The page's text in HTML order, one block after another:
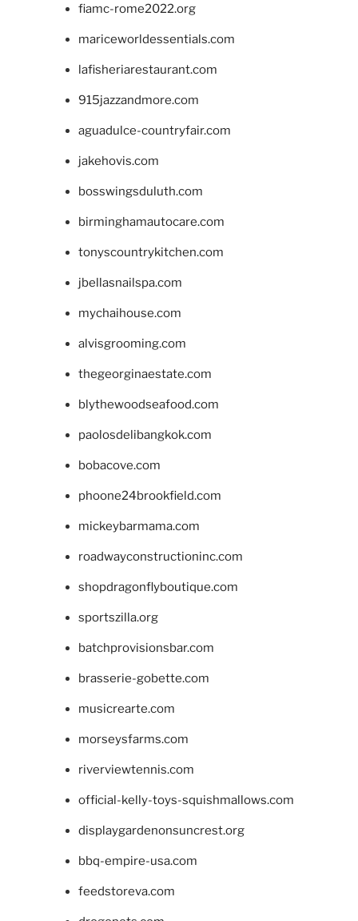
fiamc-rome2022.org
mariceworldessentials.com
lafisheriarestaurant.com
915jazzandmore.com
aguadulce-countryfair.com
jakehovis.com
bosswingsduluth.com
birminghamautocare.com
tonyscountrykitchen.com
jbellasnailspa.com
mychaihouse.com
alvisgrooming.com
thegeorginaestate.com
blythewoodseafood.com
paolosdelibangkok.com
bobacove.com
phoone24brookfield.com
mickeybarmama.com
roadwayconstructioninc.com
shopdragonflyboutique.com
sportszilla.org
batchprovisionsbar.com
brasserie-gobette.com
musicrearte.com
morseysfarms.com
riverviewtennis.com
official-kelly-toys-squishmallows.com
displaygardenonsuncrest.org
bbq-empire-usa.com
feedstoreva.com